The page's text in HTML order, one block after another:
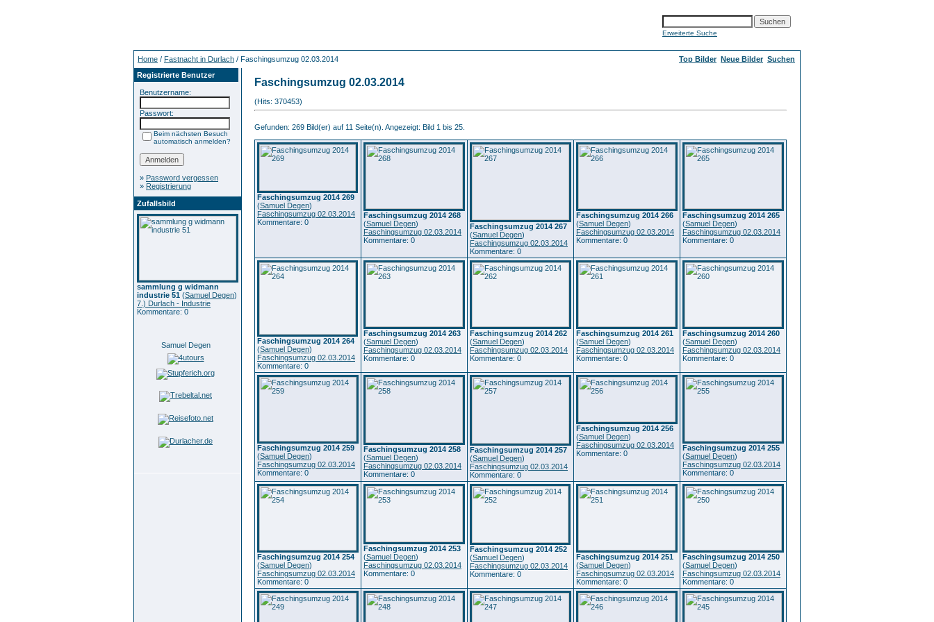
Erweiterte Suche
Home / Fastnacht in Durlach / Faschingsumzug 02.03.2014 Top Bilder Neue Bilder Suchen
Registrierte Benutzer
Benutzername:
Passwort:
Beim nächsten Besuch
automatisch anmelden?
» Password vergessen
» Registrierung
Zufallsbild
sammlung g widmann
industrie 51 (Samuel Degen)
7.) Durlach - Industrie
Kommentare: 0
Samuel Degen
Faschingsumzug 02.03.2014
(Hits: 370453)
Gefunden: 269 Bild(er) auf 11 Seite(n). Angezeigt: Bild 1 bis 25.
Faschingsumzug 2014 269
(Samuel Degen)
Faschingsumzug 02.03.2014
Kommentare: 0
Faschingsumzug 2014 268
(Samuel Degen)
Faschingsumzug 02.03.2014
Kommentare: 0
Faschingsumzug 2014 267
(Samuel Degen)
Faschingsumzug 02.03.2014
Kommentare: 0
Faschingsumzug 2014 266
(Samuel Degen)
Faschingsumzug 02.03.2014
Kommentare: 0
Faschingsumzug 2014 265
(Samuel Degen)
Faschingsumzug 02.03.2014
Kommentare: 0
Faschingsumzug 2014 264
(Samuel Degen)
Faschingsumzug 02.03.2014
Kommentare: 0
Faschingsumzug 2014 263
(Samuel Degen)
Faschingsumzug 02.03.2014
Kommentare: 0
Faschingsumzug 2014 262
(Samuel Degen)
Faschingsumzug 02.03.2014
Kommentare: 0
Faschingsumzug 2014 261
(Samuel Degen)
Faschingsumzug 02.03.2014
Kommentare: 0
Faschingsumzug 2014 260
(Samuel Degen)
Faschingsumzug 02.03.2014
Kommentare: 0
Faschingsumzug 2014 259
(Samuel Degen)
Faschingsumzug 02.03.2014
Kommentare: 0
Faschingsumzug 2014 258
(Samuel Degen)
Faschingsumzug 02.03.2014
Kommentare: 0
Faschingsumzug 2014 257
(Samuel Degen)
Faschingsumzug 02.03.2014
Kommentare: 0
Faschingsumzug 2014 256
(Samuel Degen)
Faschingsumzug 02.03.2014
Kommentare: 0
Faschingsumzug 2014 255
(Samuel Degen)
Faschingsumzug 02.03.2014
Kommentare: 0
Faschingsumzug 2014 254
(Samuel Degen)
Faschingsumzug 02.03.2014
Kommentare: 0
Faschingsumzug 2014 253
(Samuel Degen)
Faschingsumzug 02.03.2014
Kommentare: 0
Faschingsumzug 2014 252
(Samuel Degen)
Faschingsumzug 02.03.2014
Kommentare: 0
Faschingsumzug 2014 251
(Samuel Degen)
Faschingsumzug 02.03.2014
Kommentare: 0
Faschingsumzug 2014 250
(Samuel Degen)
Faschingsumzug 02.03.2014
Kommentare: 0